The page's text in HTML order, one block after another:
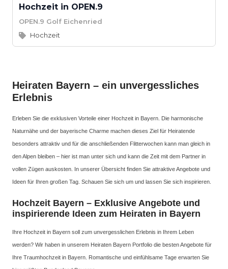
Hochzeit in OPEN.9
OPEN.9 Golf Eichenried
Hochzeit
Heiraten Bayern – ein unvergessliches
Erlebnis
Erleben Sie die exklusiven Vorteile einer Hochzeit in Bayern. Die harmonische
Naturnähe und der bayerische Charme machen dieses Ziel für Heiratende
besonders attraktiv und für die anschließenden Flitterwochen kann man gleich in
den Alpen bleiben – hier ist man unter sich und kann die Zeit mit dem Partner in
vollen Zügen auskosten. In unserer Übersicht finden Sie attraktive Angebote und
Ideen für Ihren großen Tag. Schauen Sie sich um und lassen Sie sich inspirieren.
Hochzeit Bayern – Exklusive Angebote und
inspirierende Ideen zum Heiraten in Bayern
Ihre Hochzeit in Bayern soll zum unvergesslichen Erlebnis in Ihrem Leben
werden? Wir haben in unserem Heiraten Bayern Portfolio die besten Angebote für
Ihre Traumhochzeit in Bayern. Romantische und einfühlsame Tage erwarten Sie